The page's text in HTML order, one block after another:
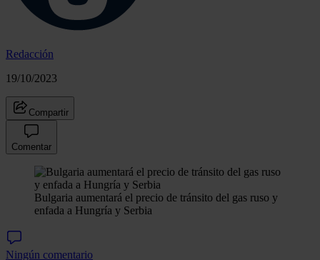
Redacción
19/10/2023
Compartir
Comentar
Bulgaria aumentará el precio de tránsito del gas ruso y
enfada a Hungría y Serbia
Ningún comentario